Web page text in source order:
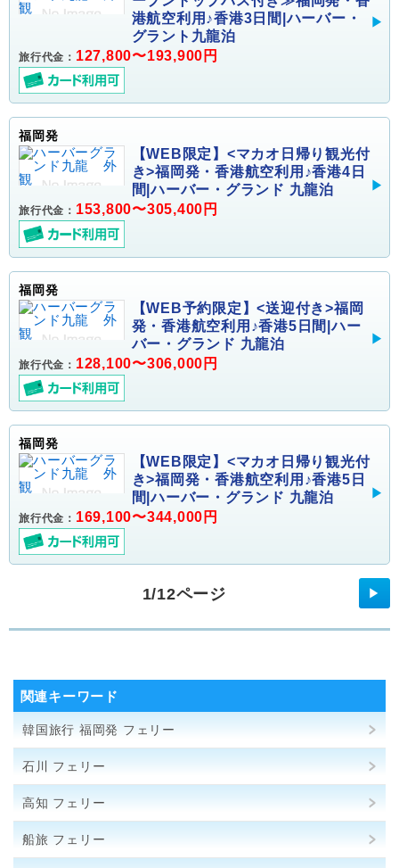
港航空利用♪香港3日間|ハーバー・
グラント九龍泊
旅行代金： 127,800〜193,900円
福岡発
【WEB限定】<マカオ日帰り観光付
き>福岡発・香港航空利用♪香港4日
間|ハーバー・グランド 九龍泊
旅行代金： 153,800〜305,400円
福岡発
【WEB予約限定】<送迎付き>福岡
発・香港航空利用♪香港5日間|ハー
バー・グランド 九龍泊
旅行代金： 128,100〜306,000円
福岡発
【WEB限定】<マカオ日帰り観光付
き>福岡発・香港航空利用♪香港5日
間|ハーバー・グランド 九龍泊
旅行代金： 169,100〜344,000円
1/12ページ ▶
関連キーワード
韓国旅行 福岡発 フェリー
石川 フェリー
高知 フェリー
船旅 フェリー